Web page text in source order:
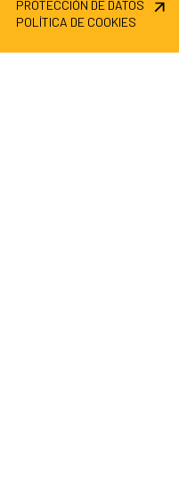
PROTECCIÓN DE DATOS
POLÍTICA DE COOKIES